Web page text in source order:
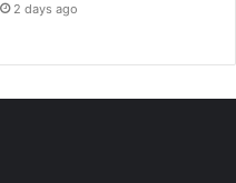
2 days ago